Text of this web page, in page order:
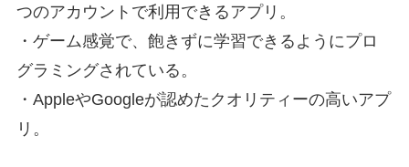
つのアカウントで利用できるアプリ。
・ゲーム感覚で、飽きずに学習できるようにプロ
グラミングされている。
・AppleやGoogleが認めたクオリティーの高いアプ
リ。